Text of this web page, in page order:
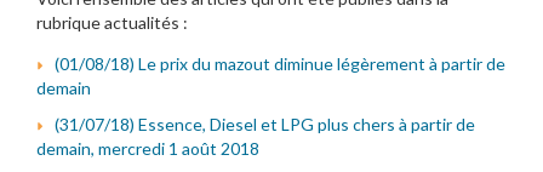
rubrique actualités :
(01/08/18) Le prix du mazout diminue légèrement à partir de
demain
(31/07/18) Essence, Diesel et LPG plus chers à partir de
demain, mercredi 1 août 2018